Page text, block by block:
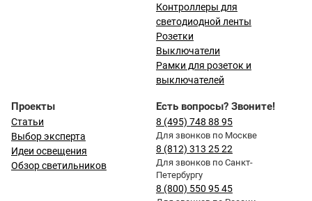
Контроллеры для
светодиодной ленты
Розетки
Выключатели
Рамки для розеток и
выключателей
Проекты
Статьи
Выбор эксперта
Идеи освещения
Обзор светильников
Есть вопросы? Звоните!
8 (495) 748 88 95
Для звонков по Москве
8 (812) 313 25 22
Для звонков по Санкт-
Петербургу
8 (800) 550 95 45